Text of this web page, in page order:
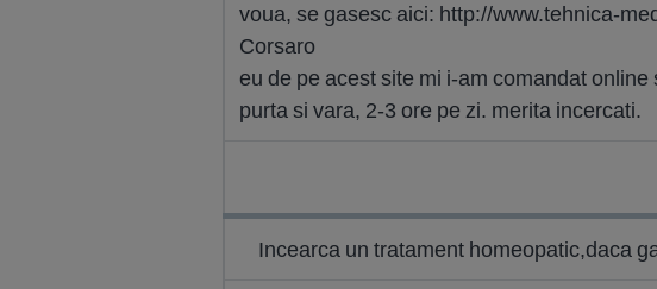
voua, se gasesc aici: http://www.tehnica-
Corsaro
eu de pe acest site mi i-am comandat
purta si vara, 2-3 ore pe zi. merita incercati.
Incearca un tratament homeopatic,daca